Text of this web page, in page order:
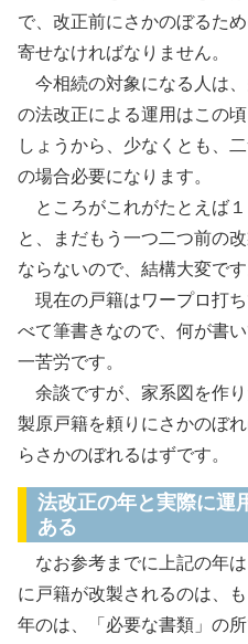
で、改正前にさかのぼるた
寄せなければなりません。
今相続の対象になる人は
の法改正による運用はこの
しょうから、少なくとも、
の場合必要になります。
ところがこれがたとえば
と、まだもう一つ二つ前の
ならないので、結構大変です
現在の戸籍はワープロ打
べて筆書きなので、何が書
一苦労です。
余談ですが、家系図を作
製原戸籍を頼りにさかのぼ
らさかのぼれるはずです。
法改正の年と実際に運
ある
なお参考までに上記の年
に戸籍が改製されるのは、
年のは、「必要な書類」の